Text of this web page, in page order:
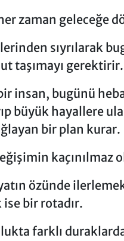
zaman geleceğe
sıyrılarak
taşımayı gerektirir.
insan, bugünü
büyük hayallere
bir plan kurar.
kaçınılmaz
özünde
bir rotadır.
farklı